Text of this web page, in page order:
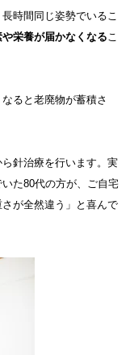
時間同じ姿勢でいるこ
栄養が届かなくなるこ
ると老廃物が蓄積さ
針治療を行います。実
た80代の方が、ご自宅
が全然違う」と喜んで